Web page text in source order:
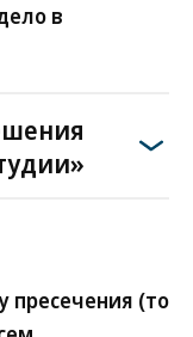
в
пресечения (то